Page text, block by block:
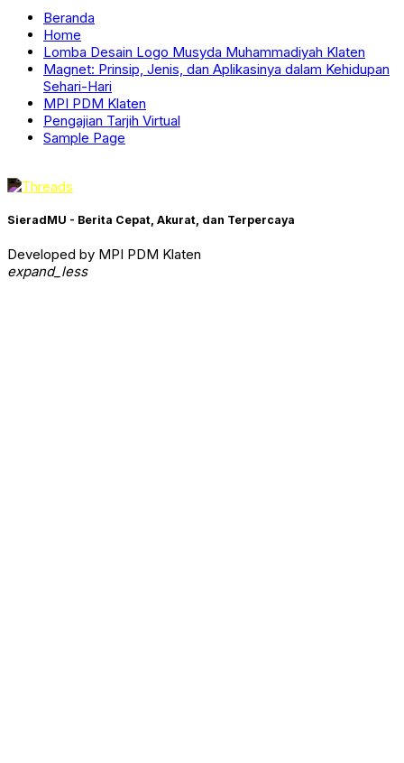
Beranda
Home
Lomba Desain Logo Musyda Muhammadiyah Klaten
Magnet: Prinsip, Jenis, dan Aplikasinya dalam Kehidupan
Sehari-Hari
MPI PDM Klaten
Pengajian Tarjih Virtual
Sample Page
SieradMU - Berita Cepat, Akurat, dan Terpercaya
Developed by MPI PDM Klaten
expand_less